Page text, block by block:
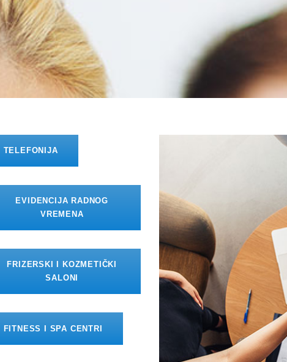
TELEFONIJA
EVIDENCIJA RADNOG
VREMENA
FRIZERSKI I KOZMETIČKI
SALONI
FITNESS I SPA CENTRI